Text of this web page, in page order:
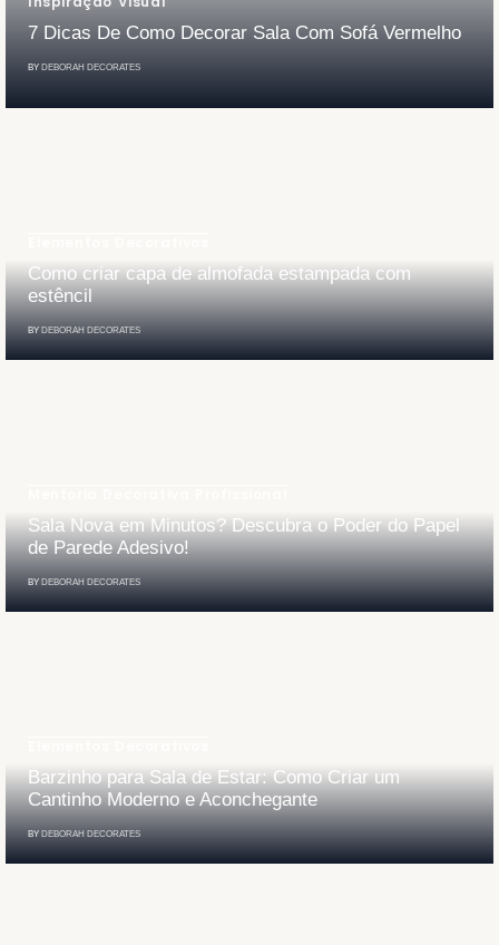
7 Dicas De Como Decorar Sala Com Sofá Vermelho
BY DEBORAH DECORATES
Como criar capa de almofada estampada com
estêncil
BY DEBORAH DECORATES
Sala Nova em Minutos? Descubra o Poder do Papel
de Parede Adesivo!
BY DEBORAH DECORATES
Barzinho para Sala de Estar: Como Criar um
Cantinho Moderno e Aconchegante
BY DEBORAH DECORATES